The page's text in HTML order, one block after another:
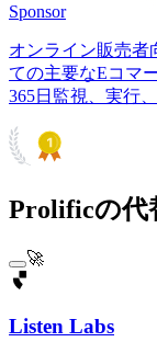
Sponsor
オンライン販売者
ての主要なEコマ
365日監視、実行
Prolificの代
🚀
Listen Labs